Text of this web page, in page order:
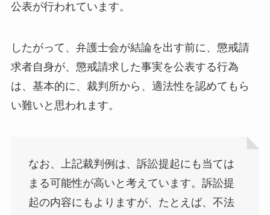
公表が行われています。
したがって、弁護士会が結論を出す前に、懲戒請
求者自身が、懲戒請求した事実を公表する行為
は、基本的に、裁判所から、適法性を認めてもら
い難いと思われます。
なお、上記裁判例は、訴訟提起にも当ては
まる可能性が高いと考えています。訴訟提
起の内容にもよりますが、たとえば、不法